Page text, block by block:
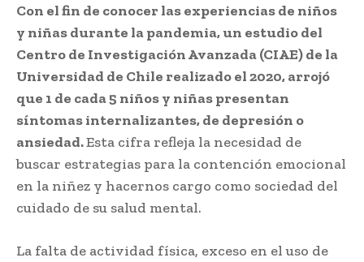
Con el fin de conocer las experiencias de niños
y niñas durante la pandemia, un estudio del
Centro de Investigación Avanzada (CIAE) de la
Universidad de Chile realizado el 2020, arrojó
que 1 de cada 5 niños y niñas presentan
síntomas internalizantes, de depresión o
ansiedad.Esta cifra refleja la necesidad de
buscar estrategias para la contención emocional
en la niñez y hacernos cargo como sociedad del
cuidado de su salud mental.
La falta de actividad física, exceso en el uso de